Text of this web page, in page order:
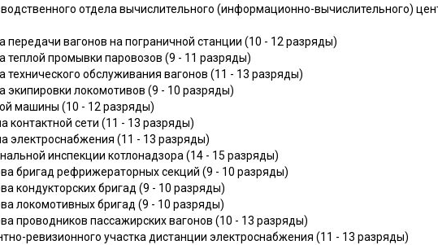
отдела вычислительного (информационно-вычислительного)
передачи вагонов на пограничной станции (10 - 12 разряды)
теплой промывки паровозов (9 - 11 разряды)
технического обслуживания вагонов (11 - 13 разряды)
экипировки локомотивов (9 - 10 разряды)
машины (10 - 12 разряды)
контактной сети (11 - 13 разряды)
электроснабжения (11 - 13 разряды)
инспекции котлонадзора (14 - 15 разряды)
бригад рефрижераторных секций (9 - 10 разряды)
кондукторских бригад (9 - 10 разряды)
локомотивных бригад (9 - 10 разряды)
проводников пассажирских вагонов (10 - 13 разряды)
ревизионного участка дистанции электроснабжения (11 - 13 разряды)